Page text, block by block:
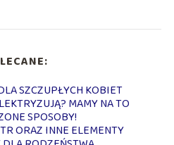
SZCZUPŁYCH KOBIET
MAMY NA TO
SPOSOBY!
ORAZ INNE ELEMENTY